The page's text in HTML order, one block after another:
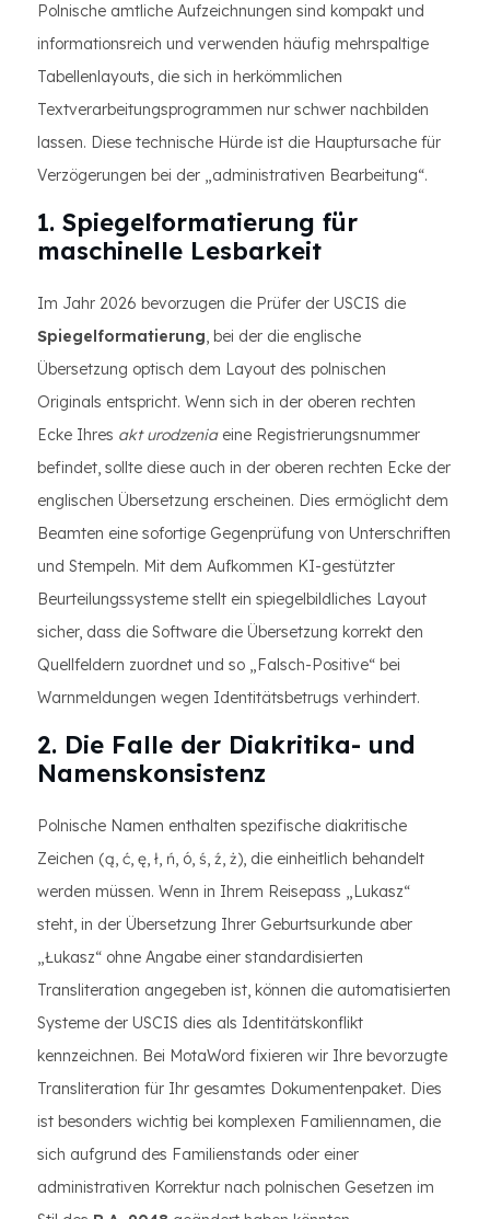
Polnische amtliche Aufzeichnungen sind kompakt und
informationsreich und verwenden häufig mehrspaltige
Tabellenlayouts, die sich in herkömmlichen
Textverarbeitungsprogrammen nur schwer nachbilden
lassen. Diese technische Hürde ist die Hauptursache für
Verzögerungen bei der „administrativen Bearbeitung“.
1. Spiegelformatierung für
maschinelle Lesbarkeit
Im Jahr 2026 bevorzugen die Prüfer der USCIS die
Spiegelformatierung, bei der die englische
Übersetzung optisch dem Layout des polnischen
Originals entspricht. Wenn sich in der oberen rechten
Ecke Ihres akt urodzeniaeine Registrierungsnummer
befindet, sollte diese auch in der oberen rechten Ecke der
englischen Übersetzung erscheinen. Dies ermöglicht dem
Beamten eine sofortige Gegenprüfung von Unterschriften
und Stempeln. Mit dem Aufkommen KI-gestützter
Beurteilungssysteme stellt ein spiegelbildliches Layout
sicher, dass die Software die Übersetzung korrekt den
Quellfeldern zuordnet und so „Falsch-Positive“ bei
Warnmeldungen wegen Identitätsbetrugs verhindert.
2. Die Falle der Diakritika- und
Namenskonsistenz
Polnische Namen enthalten spezifische diakritische
Zeichen (ą, ć, ę, ł, ń, ó, ś, ź, ż), die einheitlich behandelt
werden müssen. Wenn in Ihrem Reisepass „Lukasz“
steht, in der Übersetzung Ihrer Geburtsurkunde aber
„Łukasz“ ohne Angabe einer standardisierten
Transliteration angegeben ist, können die automatisierten
Systeme der USCIS dies als Identitätskonflikt
kennzeichnen. Bei MotaWord fixieren wir Ihre bevorzugte
Transliteration für Ihr gesamtes Dokumentenpaket. Dies
ist besonders wichtig bei komplexen Familiennamen, die
sich aufgrund des Familienstands oder einer
administrativen Korrektur nach polnischen Gesetzen im